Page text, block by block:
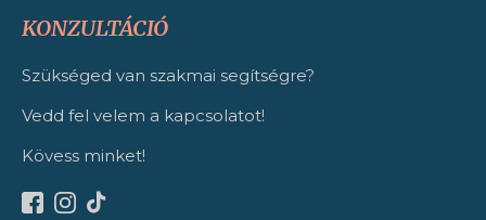
KONZULTÁCIÓ
Szükséged van szakmai segítségre?
Vedd fel velem a kapcsolatot!
Kövess minket!